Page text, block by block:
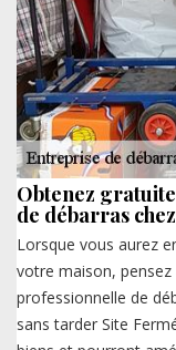
Obtenez
de débarras
Lorsque vous aurez
votre maison,
professionnelle de
sans tarder Site